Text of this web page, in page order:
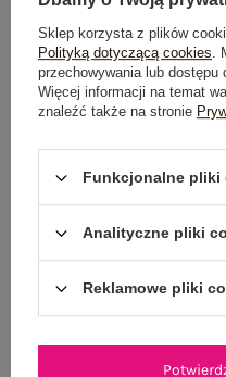
Dostawaod 7,99 zł
Do darmowej dostawy
Wysyłka jutro
OPIS PRODUKTU
Sklep korzysta z plików
Polityką dotyczącą cookies.
przechowywania lub dostępu
Więcej informacji na temat
znaleźć także na stronie
Funkcjonalne pliki
Analityczne pliki
Reklamowe pliki